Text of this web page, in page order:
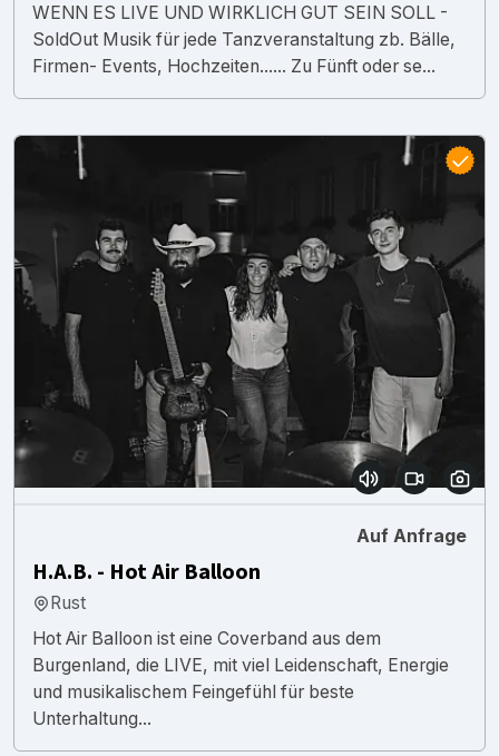
WENN ES LIVE UND WIRKLICH GUT SEIN SOLL -
SoldOut Musik für jede Tanzveranstaltung zb. Bälle,
Firmen- Events, Hochzeiten...... Zu Fünft oder se...
Auf Anfrage
H.A.B. - Hot Air Balloon
Rust
Hot Air Balloon ist eine Coverband aus dem
Burgenland, die LIVE, mit viel Leidenschaft, Energie
und musikalischem Feingefühl für beste
Unterhaltung...